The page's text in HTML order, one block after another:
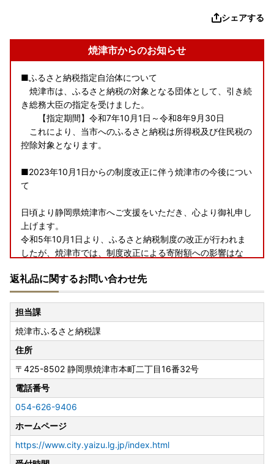
シェアする
焼津市からのお知らせ
■ふるさと納税指定自治体について
焼津市は、ふるさと納税の対象となる団体として、引き続
き総務大臣の指定を受けました。
【指定期間】令和7年10月1日～令和8年9月30日
これにより、当市へのふるさと納税は所得税及び住民税の
控除対象となります。
■2023年10月1日からの制度改正に伴う焼津市の今後につい
て
日頃より静岡県焼津市へご支援をいただき、心より御礼申し
上げます。
令和5年10月1日より、ふるさと納税制度の改正が行われま
したが、焼津市では、制度改正による寄附額への影響はな
けすることを基本に、市内事業者ともども、今まで同様、適
正な運用に努めてまいる所存でございます。
引き続き、焼津市へのご支援を賜りますようお願い申し上げ
ます。
焼津市長 中野 弘道
■ワンストップ特例申請が完全ペーパーレス！！申請アプリ
「IAM」新登場！
ふるさと納税をいただいた皆様のご負担を軽減するために、
焼津市ではスマートフォンのみで完結できるアプリ「IAM」
が誕生いたしました。
※申請には「マイナンバーカード」が必要です
※App Store もしくは Google Play から「IAM（アイア
返礼品に関するお問い合わせ先
担当課
焼津市ふるさと納税課
住所
〒425-8502 静岡県焼津市本町二丁目16番32号
電話番号
054-626-9406
ホームページ
https://www.city.yaizu.lg.jp/index.html